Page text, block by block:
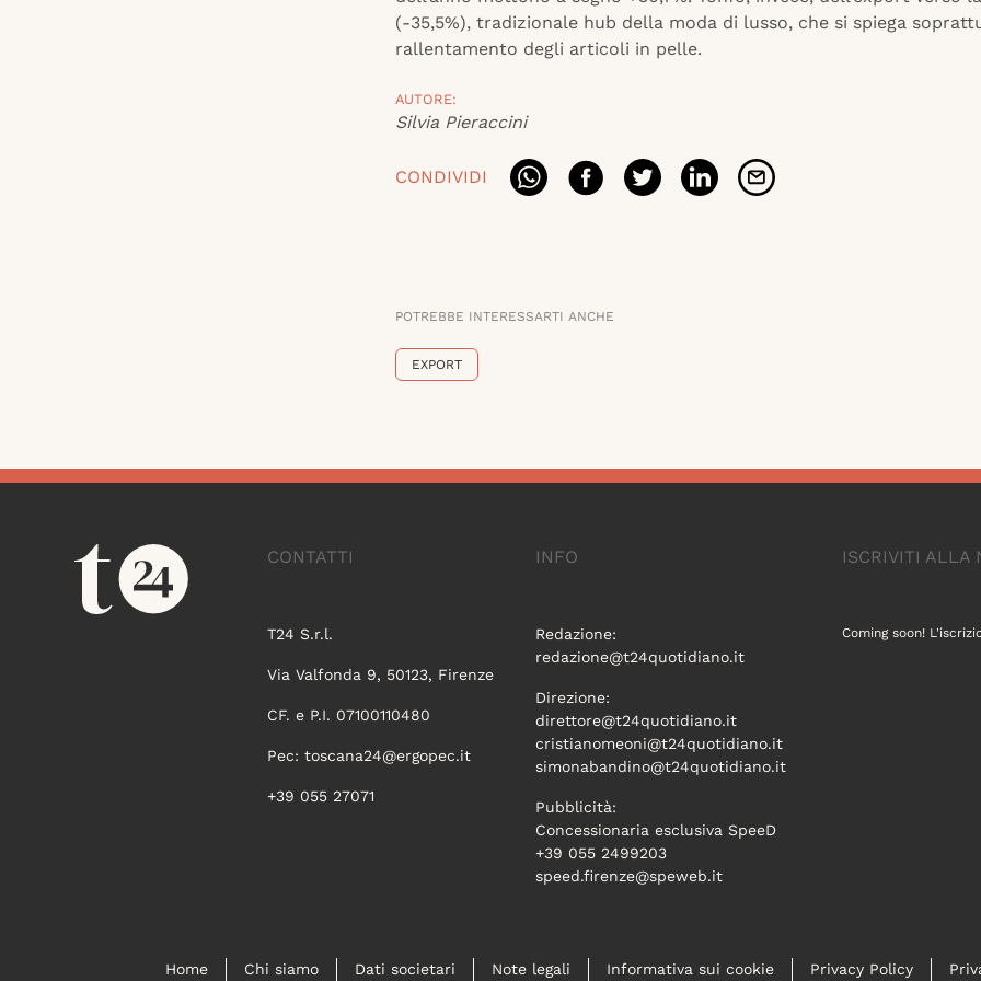
(-35,5%), tradizionale hub della moda di lusso, che si spiega
rallentamento degli articoli in pelle.
AUTORE:
Silvia Pieraccini
CONDIVIDI
POTREBBE INTERESSARTI ANCHE
EXPORT
CONTATTI
T24 S.r.l.
Via Valfonda 9, 50123, Firenze
CF. e P.I. 07100110480
Pec: toscana24@ergopec.it
+39 055 27071
INFO
Redazione:
redazione@t24quotidiano.it
Direzione:
direttore@t24quotidiano.it
cristianomeoni@t24quotidiano.it
simonabandino@t24quotidiano.it
Pubblicità:
Concessionaria esclusiva SpeeD
+39 055 2499203
speed.firenze@speweb.it
ISCRIVITI ALLA
Coming soon!
Home Chi siamo Dati societari Note legali Informativa sui cookie Privacy Policy